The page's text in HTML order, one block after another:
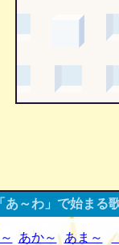
あ～わ」で始まる
あか～ あま～